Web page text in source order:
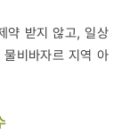
약 받지 않고, 일상
비바자르 지역 아